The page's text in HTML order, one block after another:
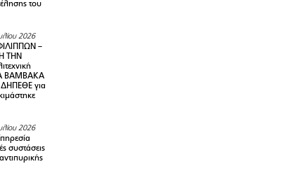
του
2026
–
ΤΗΝ
ΒΑΜΒΑΚΑ
ΔΗΠΕΘΕ για
2026
συστάσεις